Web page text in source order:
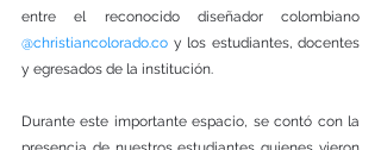
@christiancolorado.co y los estudiantes, docentes
y egresados de la institución.
Durante este importante espacio, se contó con la